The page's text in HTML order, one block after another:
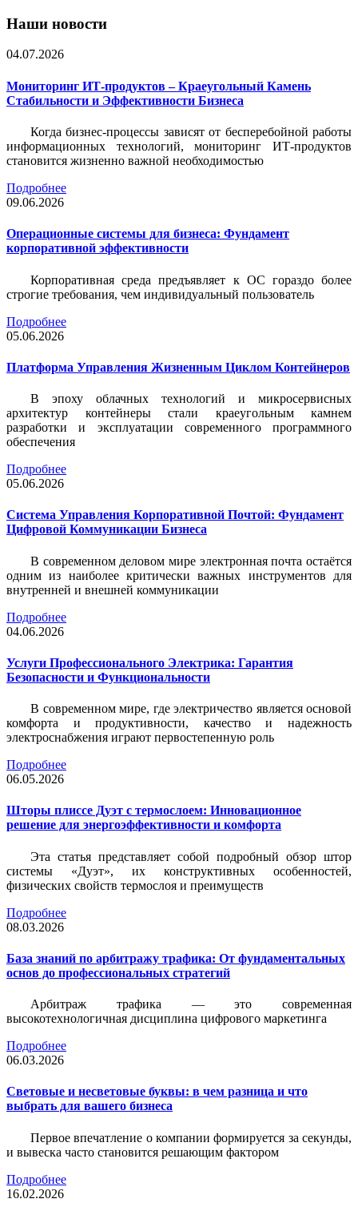
Наши новости
04.07.2026
Мониторинг ИТ-продуктов – Краеугольный Камень
Стабильности и Эффективности Бизнеса
Когда бизнес-процессы зависят от бесперебойной работы
информационных технологий, мониторинг ИТ-продуктов
становится жизненно важной необходимостью
Подробнее
09.06.2026
Операционные системы для бизнеса: Фундамент
корпоративной эффективности
Корпоративная среда предъявляет к ОС гораздо более
строгие требования, чем индивидуальный пользователь
Подробнее
05.06.2026
Платформа Управления Жизненным Циклом Контейнеров
В эпоху облачных технологий и микросервисных
архитектур контейнеры стали краеугольным камнем
разработки и эксплуатации современного программного
обеспечения
Подробнее
05.06.2026
Система Управления Корпоративной Почтой: Фундамент
Цифровой Коммуникации Бизнеса
В современном деловом мире электронная почта остаётся
одним из наиболее критически важных инструментов для
внутренней и внешней коммуникации
Подробнее
04.06.2026
Услуги Профессионального Электрика: Гарантия
Безопасности и Функциональности
В современном мире, где электричество является основой
комфорта и продуктивности, качество и надежность
электроснабжения играют первостепенную роль
Подробнее
06.05.2026
Шторы плиссе Дуэт с термослоем: Инновационное
решение для энергоэффективности и комфорта
Эта статья представляет собой подробный обзор штор
системы «Дуэт», их конструктивных особенностей,
физических свойств термослоя и преимуществ
Подробнее
08.03.2026
База знаний по арбитражу трафика: От фундаментальных
основ до профессиональных стратегий
Арбитраж трафика — это современная
высокотехнологичная дисциплина цифрового маркетинга
Подробнее
06.03.2026
Световые и несветовые буквы: в чем разница и что
выбрать для вашего бизнеса
Первое впечатление о компании формируется за секунды,
и вывеска часто становится решающим фактором
Подробнее
16.02.2026